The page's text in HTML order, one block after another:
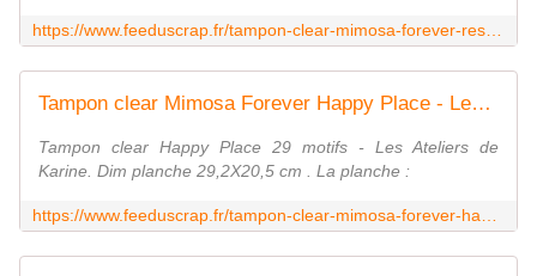
Tampon clear Mimosa Forever Happy Place - Les Ateliers de Karine
Tampon clear Happy Place 29 motifs - Les Ateliers de
Karine. Dim planche 29,2X20,5 cm . La planche :